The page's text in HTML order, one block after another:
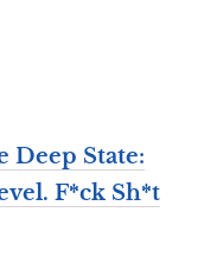
Deep State:
F*ck Sh*t